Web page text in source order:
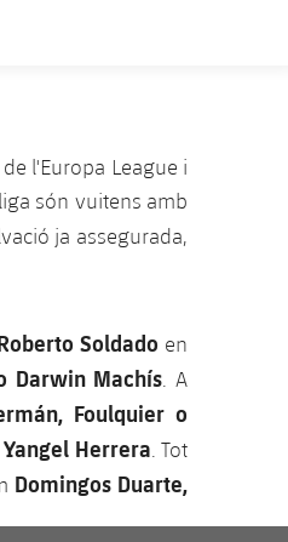
l'Europa League i
són vuitens amb
ja assegurada,
Soldado en
Darwin Machís. A
Foulquier o
Herrera. Tot
Domingos Duarte,